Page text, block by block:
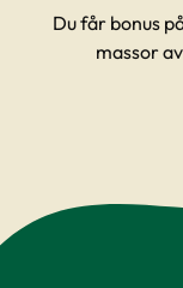
Du får bonus
massor